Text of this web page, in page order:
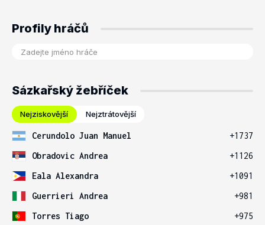
Profily hráčů
Sázkařský žebříček
Nejziskovější Nejztrátovější
Cerundolo Juan Manuel
+1737
Obradovic Andrea
+1126
Eala Alexandra
+1091
Guerrieri Andrea
+981
Torres Tiago
+975